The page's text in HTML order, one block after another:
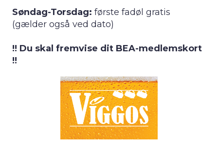
Søndag-Torsdag: første fadøl gratis
(gælder også ved dato)
!! Du skal fremvise dit BEA-medlemskort
!!